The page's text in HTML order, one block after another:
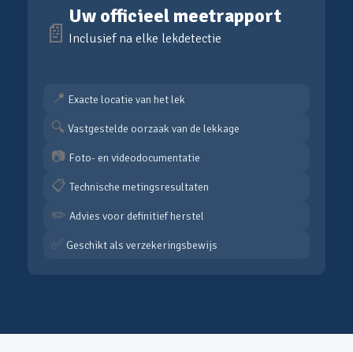
📄
Uw officieel meetrapport
Inclusief na elke lekdetectie
📍 Exacte locatie van het lek
🔍 Vastgestelde oorzaak van de lekkage
📷 Foto- en videodocumentatie
📋 Technische metingsresultaten
✏️ Advies voor definitief herstel
✅ Geschikt als verzekeringsbewijs